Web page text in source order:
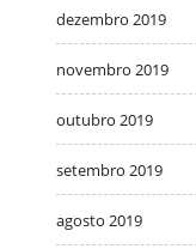
dezembro 2019
novembro 2019
outubro 2019
setembro 2019
agosto 2019